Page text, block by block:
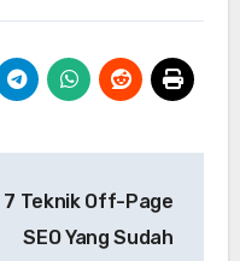
7 Teknik Off-Page
SEO Yang Sudah